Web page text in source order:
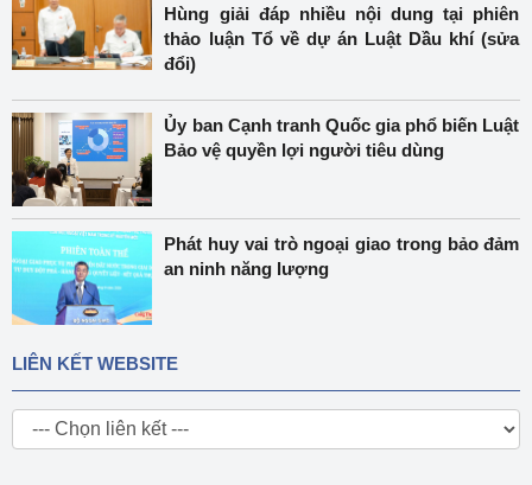
Hùng giải đáp nhiều nội dung tại phiên
thảo luận Tổ về dự án Luật Dầu khí (sửa
đổi)
Ủy ban Cạnh tranh Quốc gia phổ biến Luật
Bảo vệ quyền lợi người tiêu dùng
Phát huy vai trò ngoại giao trong bảo đảm
an ninh năng lượng
LIÊN KẾT WEBSITE